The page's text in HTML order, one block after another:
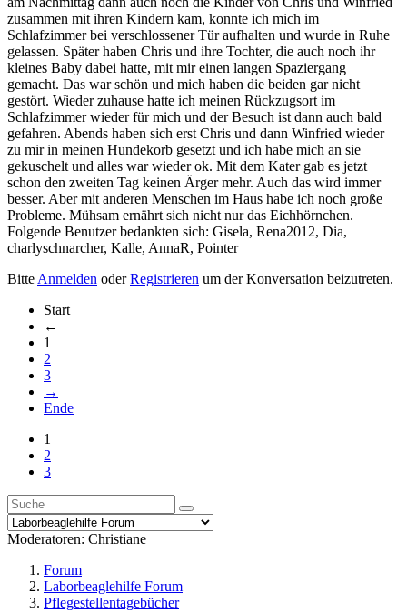
zusammen mit ihren Kindern kam, konnte ich mich im
Schlafzimmer bei verschlossener Tür aufhalten und wurde in Ruhe
gelassen. Später haben Chris und ihre Tochter, die auch noch ihr
kleines Baby dabei hatte, mit mir einen langen Spaziergang
gemacht. Das war schön und mich haben die beiden gar nicht
gestört. Wieder zuhause hatte ich meinen Rückzugsort im
Schlafzimmer wieder für mich und der Besuch ist dann auch bald
gefahren. Abends haben sich erst Chris und dann Winfried wieder
zu mir in meinen Hundekorb gesetzt und ich habe mich an sie
gekuschelt und alles war wieder ok. Mit dem Kater gab es jetzt
schon den zweiten Tag keinen Ärger mehr. Auch das wird immer
besser. Aber mit anderen Menschen im Haus habe ich noch große
Probleme. Mühsam ernährt sich nicht nur das Eichhörnchen.
Folgende Benutzer bedankten sich: Gisela, Rena2012, Dia,
charlyschnarcher, Kalle, AnnaR, Pointer
Bitte Anmelden oderRegistrieren um der Konversation beizutreten.
Start
←
1
2
3
→
Ende
1
2
3
Moderatoren: Christiane
Forum
Laborbeaglehilfe Forum
Pflegestellentagebücher